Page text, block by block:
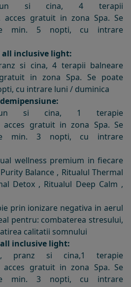
si cina, 4 terapii
acces gratuit in zona Spa. Se
min. 5 nopti, cu intrare
all inclusive light:
si cina, 4 terapii balneare
in zona Spa. Se poate
cu intrare luni / duminica
si cina, 1 terapie
acces gratuit in zona Spa. Se
min. 3 nopti, cu intrare
wellness premium in fiecare
Balance , Ritualul Thermal
Detox , Ritualul Deep Calm ,
prin ionizare negativa in aerul
pentru: combaterea stresului,
calitatii somnului
inclusive light:
pranz si cina,1 terapie
acces gratuit in zona Spa. Se
min. 3 nopti, cu intrare